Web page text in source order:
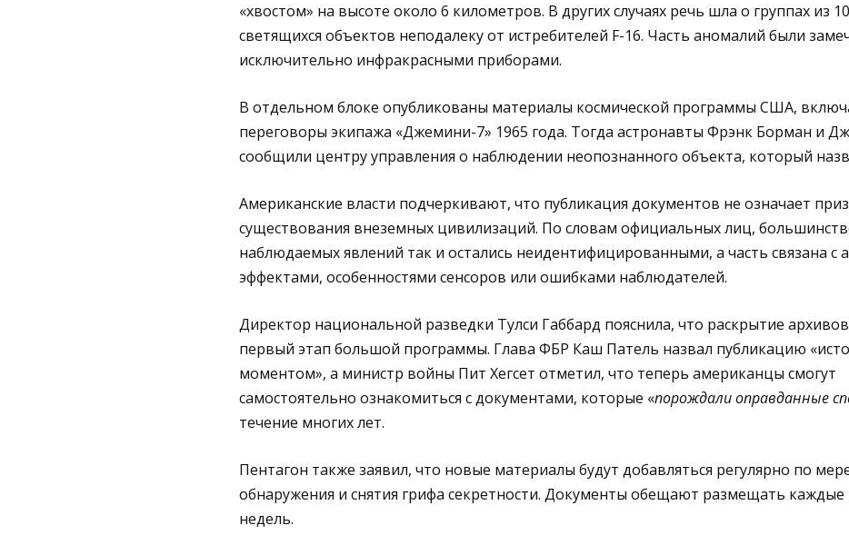
«хвостом» на высоте около 6 километров. В других случаях речь шла о группах из
светящихся объектов неподалеку от истребителей F-16. Часть аномалий были
исключительно инфракрасными приборами.
В отдельном блоке опубликованы материалы космической программы США,
переговоры экипажа «Джемини-7» 1965 года. Тогда астронавты Фрэнк Борман и
сообщили центру управления о наблюдении неопознанного объекта, который
Американские власти подчеркивают, что публикация документов не означает
существования внеземных цивилизаций. По словам официальных лиц,
наблюдаемых явлений так и остались неидентифицированными, а часть связана с
эффектами, особенностями сенсоров или ошибками наблюдателей.
Директор национальной разведки Тулси Габбард пояснила, что раскрытие
первый этап большой программы. Глава ФБР Каш Патель назвал публикацию
моментом», а министр войны Пит Хегсет отметил, что теперь американцы смогут
самостоятельно ознакомиться с документами, которые «порождали оправданные
течение многих лет.
Пентагон также заявил, что новые материалы будут добавляться регулярно по
обнаружения и снятия грифа секретности. Документы обещают размещать каждые
недель.